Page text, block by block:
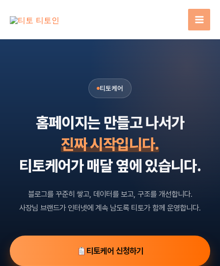
티토케어
홈페이지는 만들고 나서가
진짜 시작입니다.
티토케어가 매달 옆에 있습니다.
블로그를 꾸준히 쌓고, 데이터를 보고, 구조를 개선합니다.
사장님 브랜드가 인터넷에 계속 남도록 티토가 함께 운영합니다.
티토케어 신청하기